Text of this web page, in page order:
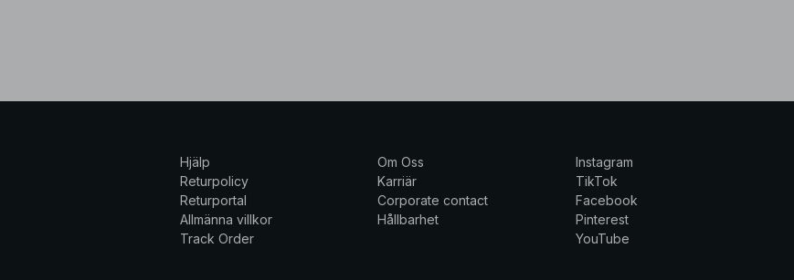
Hjälp
Returpolicy
Returportal
Allmänna villkor
Track Order
Om Oss
Karriär
Corporate contact
Hållbarhet
Instagram
TikTok
Facebook
Pinterest
YouTube